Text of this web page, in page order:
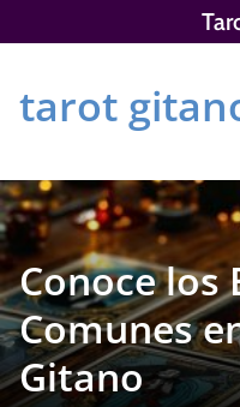
al
tarot
Conoce los
Comunes
Gitano